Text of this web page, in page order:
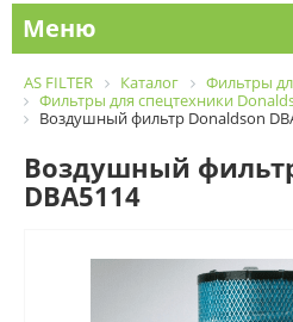
Меню
AS FILTER Каталог
Фильтры
Фильтры для спецтехники
Воздушный фильтр Donaldson
Воздушный
DBA5114